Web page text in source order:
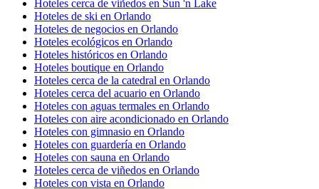
Hoteles cerca de viñedos en Sun 'n Lake
Hoteles de ski en Orlando
Hoteles de negocios en Orlando
Hoteles ecológicos en Orlando
Hoteles históricos en Orlando
Hoteles boutique en Orlando
Hoteles cerca de la catedral en Orlando
Hoteles cerca del acuario en Orlando
Hoteles con aguas termales en Orlando
Hoteles con aire acondicionado en Orlando
Hoteles con gimnasio en Orlando
Hoteles con guardería en Orlando
Hoteles con sauna en Orlando
Hoteles cerca de viñedos en Orlando
Hoteles con vista en Orlando